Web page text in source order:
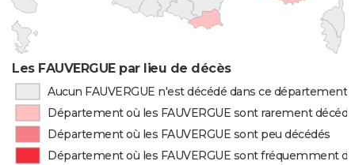
Les FAUVERGUE par lieu de décès
Aucun FAUVERGUE n'est décédé dans ce département
Département où les FAUVERGUE sont rarement
Département où les FAUVERGUE sont peu décédés
Département où les FAUVERGUE sont fréquemment